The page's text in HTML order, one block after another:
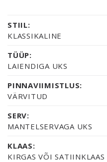
STIIL:
KLASSIKALINE
TÜÜP:
LAIENDIGA UKS
PINNAVIIMISTLUS:
VÄRVITUD
SERV:
MANTELSERVAGA UKS
KLAAS:
KIRGAS VÕI SATIINKLAAS